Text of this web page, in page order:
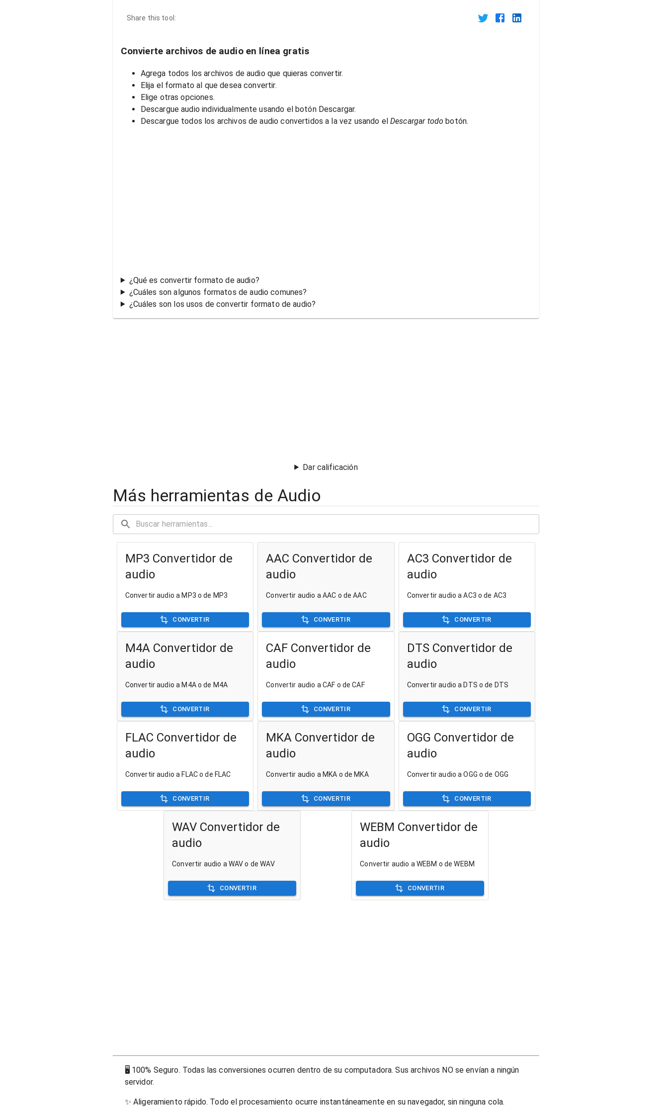
Share this tool:
Convierte archivos de audio en línea gratis
Agrega todos los archivos de audio que quieras convertir.
Elija el formato al que desea convertir.
Elige otras opciones.
Descargue audio individualmente usando el botón Descargar.
Descargue todos los archivos de audio convertidos a la vez usando elDescargar todo botón.
¿Qué es convertir formato de audio?
¿Cuáles son algunos formatos de audio comunes?
¿Cuáles son los usos de convertir formato de audio?
Dar calificación
Más herramientas de Audio
MP3 Convertidor de
audio
Convertir audio a MP3 o de MP3
CONVERTIR
AAC Convertidor de
audio
Convertir audio a AAC o de AAC
CONVERTIR
AC3 Convertidor de
audio
Convertir audio a AC3 o de AC3
CONVERTIR
M4A Convertidor de
audio
Convertir audio a M4A o de M4A
CONVERTIR
CAF Convertidor de
audio
Convertir audio a CAF o de CAF
CONVERTIR
DTS Convertidor de
audio
Convertir audio a DTS o de DTS
CONVERTIR
FLAC Convertidor de
audio
Convertir audio a FLAC o de FLAC
CONVERTIR
MKA Convertidor de
audio
Convertir audio a MKA o de MKA
CONVERTIR
OGG Convertidor de
audio
Convertir audio a OGG o de OGG
CONVERTIR
WAV Convertidor de
audio
Convertir audio a WAV o de WAV
CONVERTIR
WEBM Convertidor de
audio
Convertir audio a WEBM o de WEBM
CONVERTIR
🖥 100% Seguro. Todas las conversiones ocurren dentro de su computadora. Sus archivos NO se envían a ningún
servidor.
✨ Aligeramiento rápido. Todo el procesamiento ocurre instantáneamente en su navegador, sin ninguna cola.